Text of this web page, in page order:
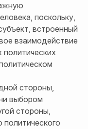
поскольку,
встроенный
взаимодействие
стороны,
выбором
стороны,